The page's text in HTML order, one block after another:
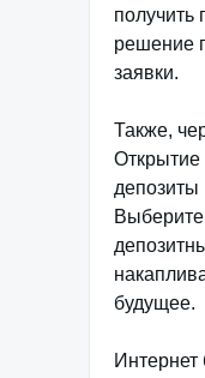
получить
решение
заявки.
Также,
депозиты
будущее.
Интернет